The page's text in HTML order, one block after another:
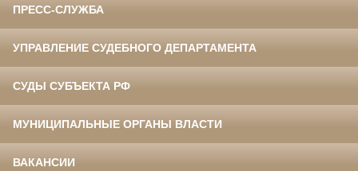
ПРЕСС-СЛУЖБА
УПРАВЛЕНИЕ СУДЕБНОГО ДЕПАРТАМЕНТА
СУДЫ СУБЪЕКТА РФ
МУНИЦИПАЛЬНЫЕ ОРГАНЫ ВЛАСТИ
ВАКАНСИИ